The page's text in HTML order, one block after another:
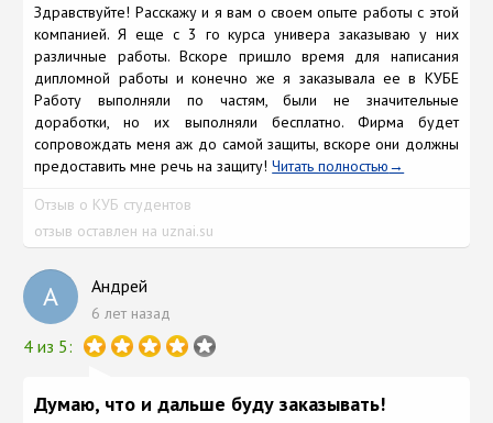
Здравствуйте! Расскажу и я вам о своем опыте работы с этой
компанией. Я еще с 3 го курса универа заказываю у них
различные работы. Вскоре пришло время для написания
дипломной работы и конечно же я заказывала ее в КУБЕ
Работу выполняли по частям, были не значительные
доработки, но их выполняли бесплатно. Фирма будет
сопровождать меня аж до самой защиты, вскоре они должны
предоставить мне речь на защиту!Читать полностью
Отзыв о КУБ студентов
отзыв оставлен на uznai.su
А Андрей
6 лет назад
4 из 5:
Думаю, что и дальше буду заказывать!